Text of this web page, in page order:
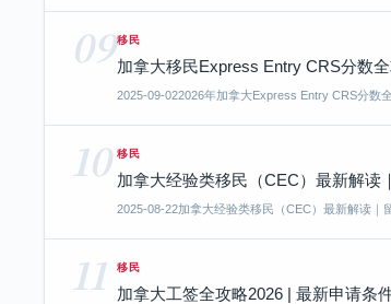
09移民
加拿大移民Express Entry CRS分数
2025-09-022026年加拿大Express Entry CRS分数
10 移民
加拿大经验类移民（CEC）最新解读
2025-08-22加拿大经验类移民（CEC）最新解读｜
11 移民
加拿大工签全攻略2026 | 最新申请条